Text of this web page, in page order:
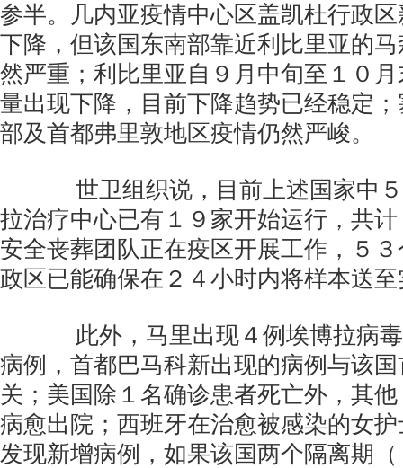
参半。几内亚疫情中心区盖凯杜行政
下降，但该国东南部靠近利比里亚的
然严重；利比里亚自９月中旬至１０
量出现下降，目前下降趋势已经稳定
部及首都弗里敦地区疫情仍然严峻。
世卫组织说，目前上述国家中５
拉治疗中心已有１９家开始运行，共
安全丧葬团队正在疫区开展工作，５
政区已能确保在２４小时内将样本送
此外，马里出现４例埃博拉病毒
病例，首都巴马科新出现的病例与该
关；美国除１名确诊患者死亡外，其
病愈出院；西班牙在治愈被感染的女
发现新增病例，如果该国两个隔离期